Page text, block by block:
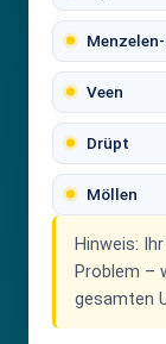
Veen
Drüpt
Möllen
Hinweis:
Problem –
gesamten